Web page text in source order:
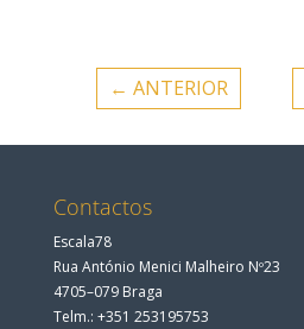
← ANTERIOR
Contactos
Escala78
Rua António Menici Malheiro Nº23
4705–079 Braga
Telm.: +351 253195753